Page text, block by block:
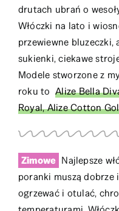
drutach ubrań o
Włóczki na lato i
przewiewne
sukienki, ciekawe
Modele stworzone z
roku toAlize Bella
Royal, Alize Cotton
Zimowe Najlepsze
poranki muszą dobrze
ogrzewać i otulać,